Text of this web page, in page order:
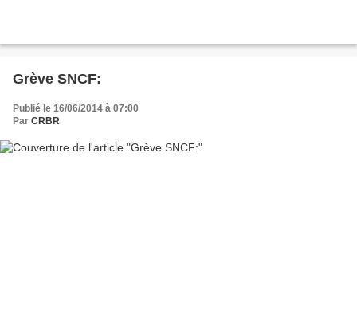
Grève SNCF:
Publié le 16/06/2014 à 07:00
Par CRBR